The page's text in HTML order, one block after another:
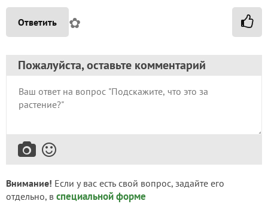
Ответить ✿
Пожалуйста, оставьте комментарий
Внимание! Если у вас есть свой вопрос, задайте его
отдельно, в специальной форме